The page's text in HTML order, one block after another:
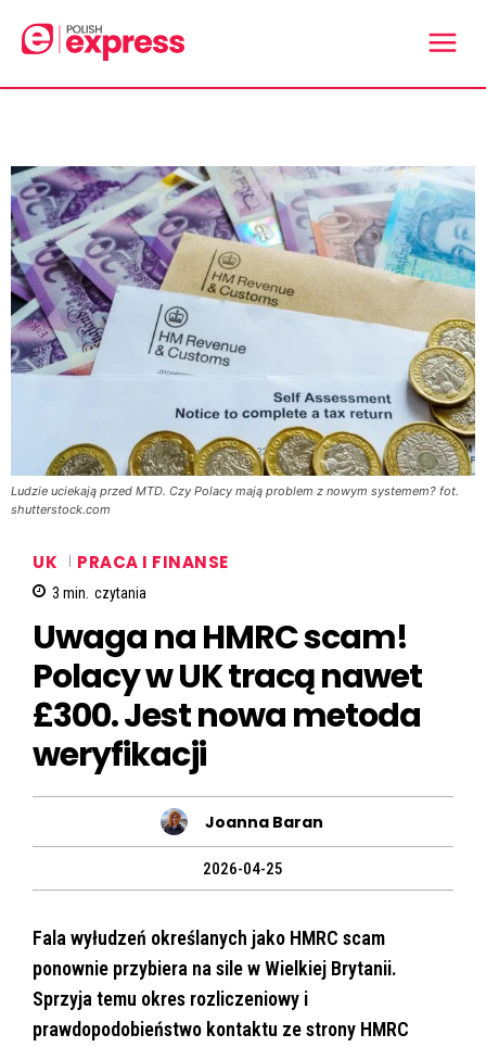
Ludzie uciekają przed MTD. Czy Polacy mają problem z nowym systemem? fot.
shutterstock.com
UK PRACA I FINANSE
3 min. czytania
Uwaga na HMRC scam!
Polacy w UK tracą nawet
£300. Jest nowa metoda
weryfikacji
Joanna Baran
2026-04-25
Fala wyłudzeń określanych jako HMRC scam
ponownie przybiera na sile w Wielkiej Brytanii.
Sprzyja temu okres rozliczeniowy i
prawdopodobieństwo kontaktu ze strony HMRC